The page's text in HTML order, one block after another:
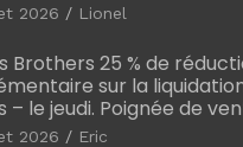
2026 Lionel
Brothers 25 % de
sur la
– le jeudi. Poignée de
2026 Eric